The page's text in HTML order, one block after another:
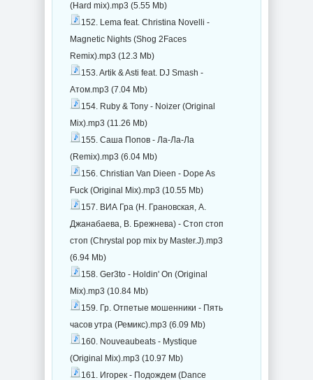
(Hard mix).mp3 (5.55 Mb)
152. Lema feat. Christina Novelli -
Magnetic Nights (Shog 2Faces
Remix).mp3 (12.3 Mb)
153. Artik & Asti feat. DJ Smash -
Атом.mp3 (7.04 Mb)
154. Ruby & Tony - Noizer (Original
Mix).mp3 (11.26 Mb)
155. Саша Попов - Ла-Ла-Ла
(Remix).mp3 (6.04 Mb)
156. Christian Van Dieen - Dope As
Fuck (Original Mix).mp3 (10.55 Mb)
157. ВИА Гра (Н. Грановская, А.
Джанабаева, В. Брежнева) - Стоп стоп
стоп (Chrystal pop mix by Master.J).mp3
(6.94 Mb)
158. Ger3to - Holdin' On (Original
Mix).mp3 (10.84 Mb)
159. Гр. Отпетые мошенники - Пять
часов утра (Ремикс).mp3 (6.09 Mb)
160. Nouveaubeats - Mystique
(Original Mix).mp3 (10.97 Mb)
161. Игорек - Подождем (Dance